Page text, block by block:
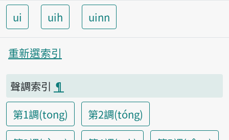
ui uih uinn
重新選索引
聲調索引 ¶
第1調(tong)
第2調(tóng)